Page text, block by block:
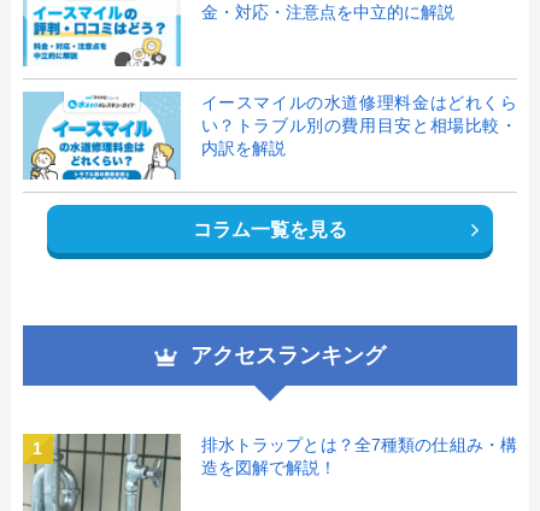
金・対応・注意点を中立的に解説
イースマイルの水道修理料金はどれくら
い？トラブル別の費用目安と相場比較・
内訳を解説
コラム一覧を見る
アクセスランキング
1
排水トラップとは？全7種類の仕組み・構
造を図解で解説！